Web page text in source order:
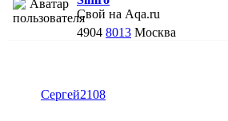
Свой на Aqa.ru
4904 8013 Москва
Сергей2108